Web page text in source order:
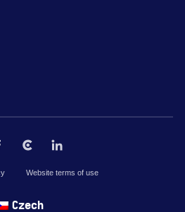
Website terms of use
Codest. Všechna práva vyhrazena.
Czech